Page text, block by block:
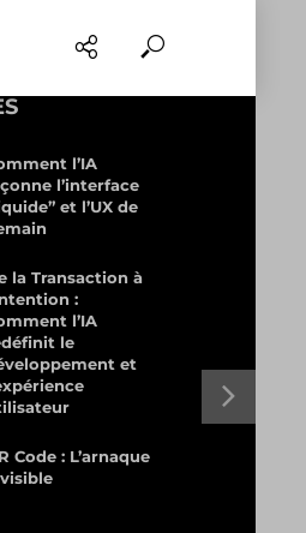
l’IA
l’interface
et l’UX de
la Transaction à
:
l’IA
le
et
Code : L’arnaque